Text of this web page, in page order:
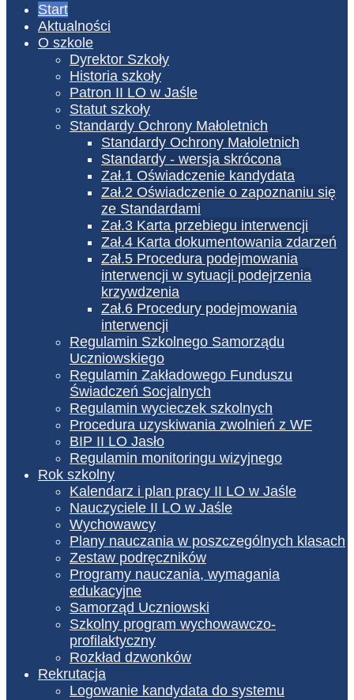
Start
Aktualności
O szkole
Dyrektor Szkoły
Historia szkoły
Patron II LO w Jaśle
Statut szkoły
Standardy Ochrony Małoletnich
Standardy Ochrony Małoletnich
Standardy - wersja skrócona
Zał.1 Oświadczenie kandydata
Zał.2 Oświadczenie o zapoznaniu się
ze Standardami
Zał.3 Karta przebiegu interwencji
Zał.4 Karta dokumentowania zdarzeń
Zał.5 Procedura podejmowania
interwencji w sytuacji podejrzenia
krzywdzenia
Zał.6 Procedury podejmowania
interwencji
Regulamin Szkolnego Samorządu
Uczniowskiego
Regulamin Zakładowego Funduszu
Świadczeń Socjalnych
Regulamin wycieczek szkolnych
Procedura uzyskiwania zwolnień z WF
BIP II LO Jasło
Regulamin monitoringu wizyjnego
Rok szkolny
Kalendarz i plan pracy II LO w Jaśle
Nauczyciele II LO w Jaśle
Wychowawcy
Plany nauczania w poszczególnych klasach
Zestaw podręczników
Programy nauczania, wymagania
edukacyjne
Samorząd Uczniowski
Szkolny program wychowawczo-
profilaktyczny
Rozkład dzwonków
Rekrutacja
Logowanie kandydata do systemu